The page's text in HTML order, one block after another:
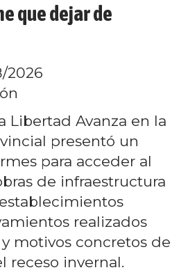
que dejar de
2026
Libertad Avanza en la
presentó un
para acceder al
de infraestructura
realizados
motivos concretos de
receso invernal.